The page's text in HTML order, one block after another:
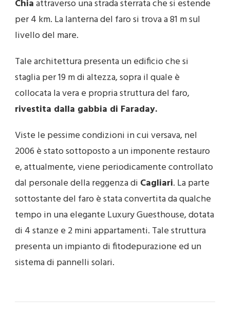
Chiaattraverso una strada sterrata che si estende
per 4 km. La lanterna del faro si trova a 81 m sul
livello del mare.
Tale architettura presenta un edificio che si
staglia per 19 m di altezza, sopra il quale è
collocata la vera e propria struttura del faro,
rivestita dalla gabbia di Faraday.
Viste le pessime condizioni in cui versava, nel
2006 è stato sottoposto a un imponente restauro
e, attualmente, viene periodicamente controllato
dal personale della reggenza di Cagliari. La parte
sottostante del faro è stata convertita da qualche
tempo in una elegante Luxury Guesthouse, dotata
di 4 stanze e 2 mini appartamenti. Tale struttura
presenta un impianto di fitodepurazione ed un
sistema di pannelli solari.